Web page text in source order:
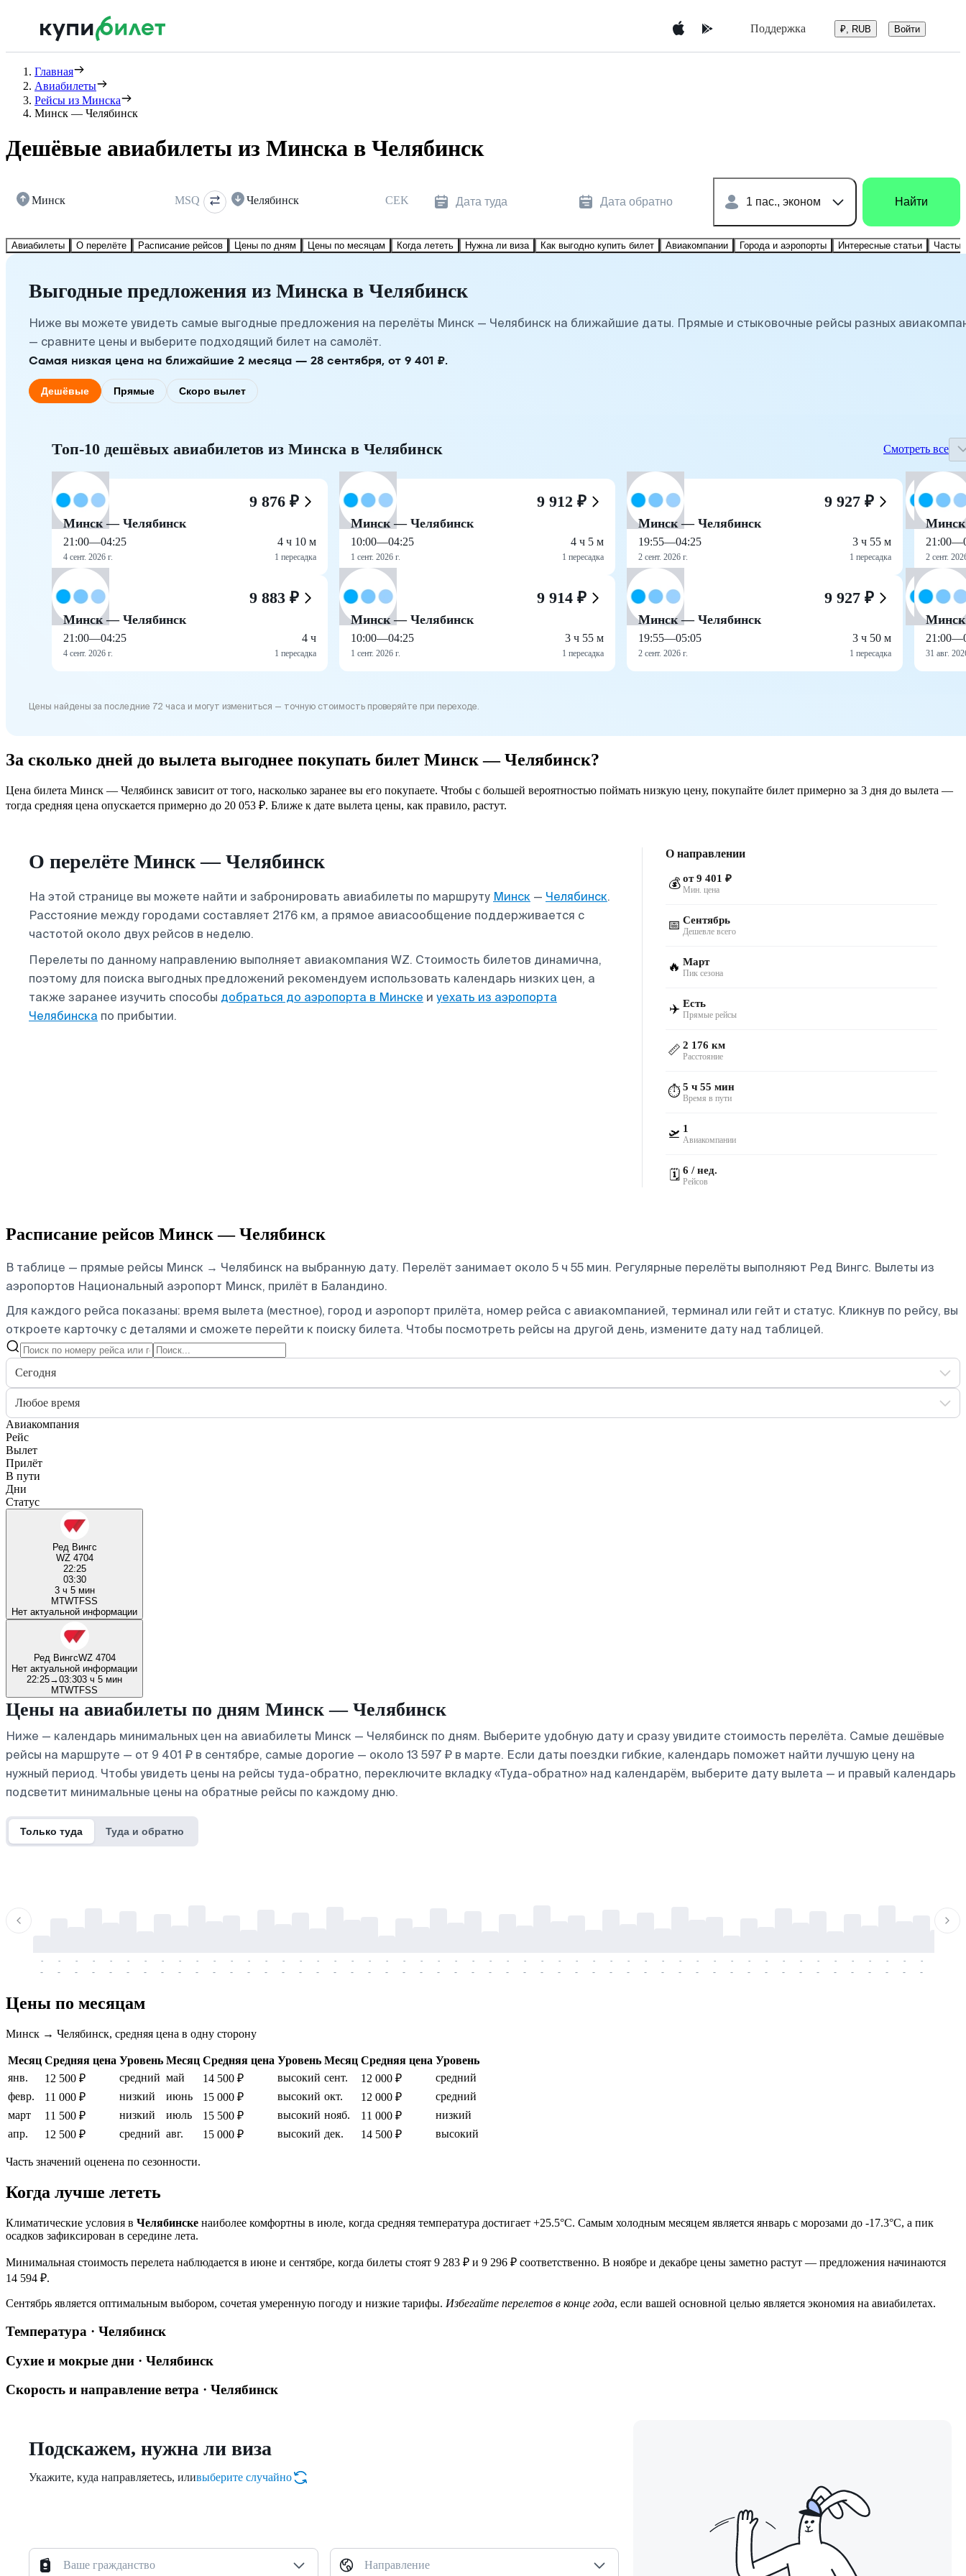
Поддержка ₽, RUB Войти
Главная
Авиабилеты
Рейсы из Минска
Минск — Челябинск
Дешёвые авиабилеты из Минска в Челябинск
Минск MSQ Челябинск CEK Дата туда Дата обратно 1 пас., эконом Найти
Авиабилеты О перелёте Расписание рейсов Цены по дням Цены по месяцам Когда лететь Нужна ли виза Как выгодно купить билет Авиакомпании Города и аэропорты Интересные статьи
Выгодные предложения из Минска в Челябинск
Ниже вы можете увидеть самые выгодные предложения на перелёты Минск — Челябинск на ближайшие даты. Прямые и стыковочные рейсы разных
— сравните цены и выберите подходящий билет на самолёт.
Самая низкая цена на ближайшие 2 месяца — 28 сентября, от 9 401 ₽.
Дешёвые Прямые Скоро вылет
Топ-10 дешёвых авиабилетов из Минска в Челябинск Смотреть все
9 876 ₽
Минск — Челябинск
21:00—04:25
4 сент. 2026 г.
4 ч 10 м
1 пересадка
9 883 ₽
Минск — Челябинск
21:00—04:25
4 сент. 2026 г.
4 ч
1 пересадка
9 912 ₽
Минск — Челябинск
10:00—04:25
1 сент. 2026 г.
4 ч 5 м
1 пересадка
9 914 ₽
Минск — Челябинск
10:00—04:25
1 сент. 2026 г.
3 ч 55 м
1 пересадка
9 927 ₽
Минск — Челябинск
19:55—04:25
2 сент. 2026 г.
3 ч 55 м
1 пересадка
9 927 ₽
Минск — Челябинск
19:55—05:05
2 сент. 2026 г.
3 ч 50 м
1 пересадка
21:00—
2 сент.
21:00—
31 авг.
Цены найдены за последние 72 часа и могут измениться — точную стоимость проверяйте при переходе.
За сколько дней до вылета выгоднее покупать билет Минск — Челябинск?
Цена билета Минск — Челябинск зависит от того, насколько заранее вы его покупаете. Чтобы с большей вероятностью поймать низкую цену, покупайте билет примерно за 3 дня до вылета —
тогда средняя цена опускается примерно до 20 053 ₽. Ближе к дате вылета цены, как правило, растут.
О перелёте Минск — Челябинск
На этой странице вы можете найти и забронировать авиабилеты по маршруту Минск — Челябинск.
Расстояние между городами составляет 2176 км, а прямое авиасообщение поддерживается с
частотой около двух рейсов в неделю.
Перелеты по данному направлению выполняет авиакомпания WZ. Стоимость билетов динамична,
поэтому для поиска выгодных предложений рекомендуем использовать календарь низких цен, а
также заранее изучить способы добраться до аэропорта в Минске и уехать из аэропорта
Челябинска по прибытии.
О направлении
💰 от 9 401 ₽
Мин. цена
📅 Сентябрь
Дешевле всего
🔥 Март
Пик сезона
✈️ Есть
Прямые рейсы
📏 2 176 км
Расстояние
⏱️ 5 ч 55 мин
Время в пути
🛫 1
Авиакомпании
🗓️ 6 / нед.
Рейсов
Расписание рейсов Минск — Челябинск
В таблице — прямые рейсы Минск → Челябинск на выбранную дату. Перелёт занимает около 5 ч 55 мин. Регулярные перелёты выполняют Ред Вингс. Вылеты из
аэропортов Национальный аэропорт Минск, прилёт в Баландино.
Для каждого рейса показаны: время вылета (местное), город и аэропорт прилёта, номер рейса с авиакомпанией, терминал или гейт и статус. Кликнув по рейсу, вы
откроете карточку с деталями и сможете перейти к поиску билета. Чтобы посмотреть рейсы на другой день, измените дату над таблицей.
Сегодня
Любое время
Авиакомпания
Рейс
Вылет
Прилёт
В пути
Дни
Статус
Ред Вингс
WZ 4704
22:25
03:30
3 ч 5 мин
MTWTFSS
Нет актуальной информации
Ред ВингсWZ 4704
Нет актуальной информации
22:25→03:303 ч 5 мин
MTWTFSS
Цены на авиабилеты по дням Минск — Челябинск
Ниже — календарь минимальных цен на авиабилеты Минск — Челябинск по дням. Выберите удобную дату и сразу увидите стоимость перелёта. Самые дешёвые
рейсы на маршруте — от 9 401 ₽ в сентябре, самые дорогие — около 13 597 ₽ в марте. Если даты поездки гибкие, календарь поможет найти лучшую цену на
нужный период. Чтобы увидеть цены на рейсы туда-обратно, переключите вкладку «Туда-обратно» над календарём, выберите дату вылета — и правый календарь
подсветит минимальные цены на обратные рейсы по каждому дню.
Только туда Туда и обратно
-
-
-
-
-
-
-
-
-
-
-
-
-
-
-
-
-
-
-
-
-
-
-
-
-
-
-
-
-
-
-
-
-
-
-
-
-
-
-
-
-
-
-
-
-
-
-
-
-
-
-
-
-
-
-
-
-
-
-
-
-
-
-
-
-
-
-
-
-
-
-
-
-
-
-
-
-
-
-
-
-
-
-
-
-
-
-
-
-
-
-
-
-
-
-
-
-
-
-
-
-
-
-
-
Цены по месяцам
Минск → Челябинск, средняя цена в одну сторону
Месяц Средняя цена Уровень Месяц Средняя цена Уровень Месяц Средняя цена Уровень
янв.
12 500 ₽ средний май 14 500 ₽ высокий сент. 12 000 ₽
средний
февр.
11 000 ₽ низкий июнь 15 000 ₽ высокий окт. 12 000 ₽
средний
март
11 500 ₽ низкий июль 15 500 ₽ высокий нояб. 11 000 ₽
низкий
апр.
12 500 ₽ средний авг. 15 000 ₽ высокий дек. 14 500 ₽ высокий
Часть значений оценена по сезонности.
Когда лучше лететь
Климатические условия в Челябинске наиболее комфортны в июле, когда средняя температура достигает +25.5°C. Самым холодным месяцем является январь с морозами до -17.3°C, а пик
осадков зафиксирован в середине лета.
Минимальная стоимость перелета наблюдается в июне и сентябре, когда билеты стоят 9 283 ₽ и 9 296 ₽ соответственно. В ноябре и декабре цены заметно растут — предложения начинаются
14 594 ₽.
Сентябрь является оптимальным выбором, сочетая умеренную погоду и низкие тарифы. Избегайте перелетов в конце года, если вашей основной целью является экономия на авиабилетах.
Температура · Челябинск
Сухие и мокрые дни · Челябинск
Скорость и направление ветра · Челябинск
Подскажем, нужна ли виза
Укажите, куда направляетесь, иливыберите случайно
Ваше гражданство Направление